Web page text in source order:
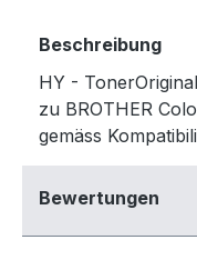
Beschreibung
HY -
zu BROTHER
gemäss
Bewertungen